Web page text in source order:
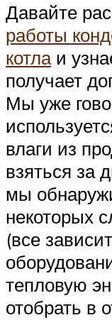
Давайте
работы
котлаи
получает
Мы уже
влаги из
взяться за
мы
некоторых
(все
тепловую
отобрать в